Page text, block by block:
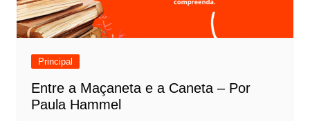
Principal
Entre a Maçaneta e a Caneta – Por
Paula Hammel